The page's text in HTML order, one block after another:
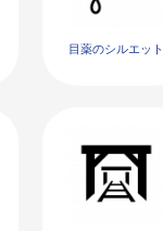
目薬のシルエット